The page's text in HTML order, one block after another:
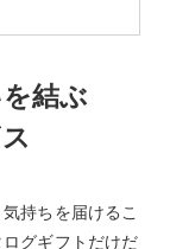
結ぶ
持ちを届けるこ
グギフトだけだ